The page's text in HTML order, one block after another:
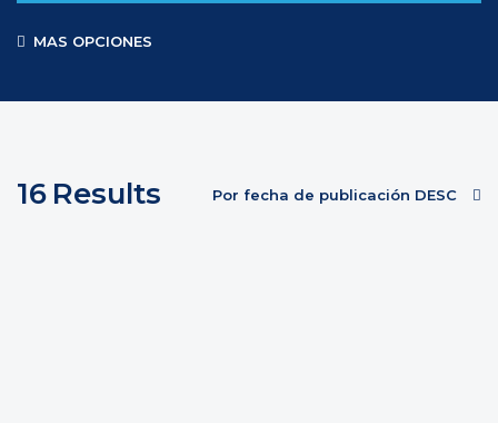
MAS OPCIONES
16 Results Por fecha de publicación DESC